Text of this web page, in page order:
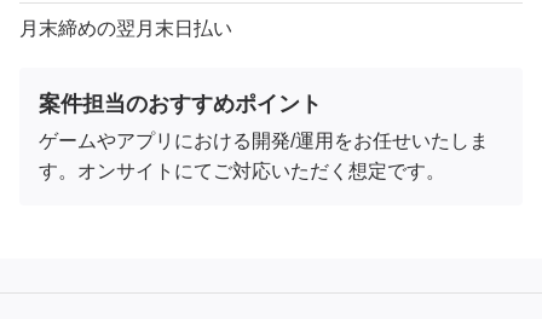
月末締めの翌月末日払い
案件担当のおすすめポイント
ゲームやアプリにおける開発/運用をお任せいたしま
す。オンサイトにてご対応いただく想定です。